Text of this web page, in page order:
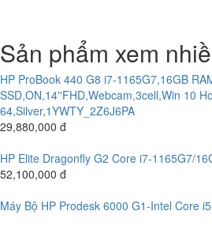
Sản phẩm xem
HP ProBook 440 G8 i7-1165G7,16GB
SSD,ON,14''FHD,Webcam,3cell,Win 10
64,Silver,1YWTY_2Z6J6PA
29,880,000 đ
HP Elite Dragonfly G2 Core i7-1165G7/
52,100,000 đ
Máy Bộ HP Prodesk 6000 G1-Intel Core
120G
CÔNG TY CỔ PHẦN SẢN XUẤT
CÔNG TY TNHH MỘT THÀNH VIÊN
CÔNG TY TNHH MỘT THÀNH VIÊN...
HỆ THỐNG CAMERA CÔNG TY CỔ
Trung - Nam)